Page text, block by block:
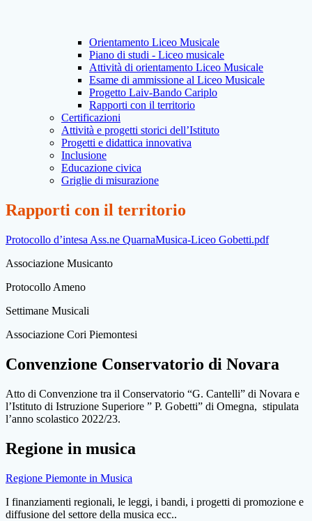
Orientamento Liceo Musicale
Piano di studi - Liceo musicale
Attività di orientamento Liceo Musicale
Esame di ammissione al Liceo Musicale
Progetto Laiv-Bando Cariplo
Rapporti con il territorio
Certificazioni
Attività e progetti storici dell’Istituto
Progetti e didattica innovativa
Inclusione
Educazione civica
Griglie di misurazione
Rapporti con il territorio
Protocollo d’intesa Ass.ne QuarnaMusica-Liceo Gobetti.pdf
Associazione Musicanto
Protocollo Ameno
Settimane Musicali
Associazione Cori Piemontesi
Convenzione Conservatorio di Novara
Atto di Convenzione tra il Conservatorio “G. Cantelli” di Novara e
l’Istituto di Istruzione Superiore ” P. Gobetti” di Omegna, stipulata
l’anno scolastico 2022/23.
Regione in musica
Regione Piemonte in Musica
I finanziamenti regionali, le leggi, i bandi, i progetti di promozione e
diffusione del settore della musica ecc..